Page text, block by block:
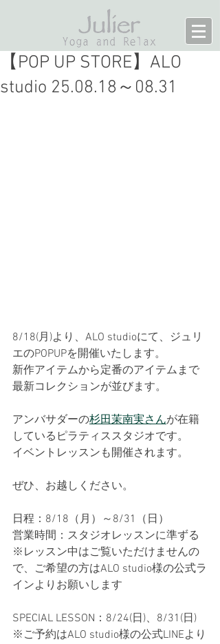
【POP UP STORE】ALO
studio 25.08.18～08.31
8/18(月)より、ALO studioにて、ジュリ
エのPOPUPを開催いたします。
新作アイテムから定番のアイテムまで
最新コレクションが並びます。
アンバサダーの杉田茉南実さんが在籍
しているピラティススタジオです。
イベントレッスンも開催されます。
ぜひ、お越しください。
日程：8/18（月）～8/31（日）
営業時間：スタジオレッスンに準ずる
※レッスン中はご覧いただけませんの
で、ご希望の方はALO studio様の公式ラ
インよりお願いします
SPECIAL LESSON：8/24(日)、8/31(日)
※ご予約はALO studio様の公式LINEより